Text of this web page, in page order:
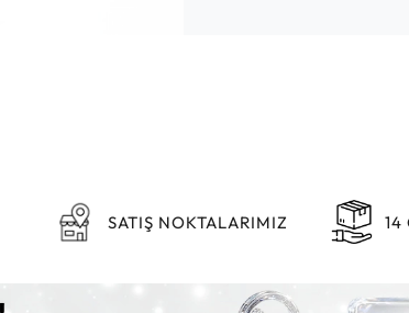
SATIŞ NOKTALARIMIZ 14